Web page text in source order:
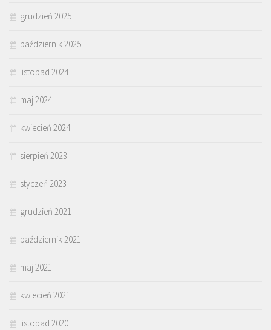
grudzień 2025
październik 2025
listopad 2024
maj 2024
kwiecień 2024
sierpień 2023
styczeń 2023
grudzień 2021
październik 2021
maj 2021
kwiecień 2021
listopad 2020